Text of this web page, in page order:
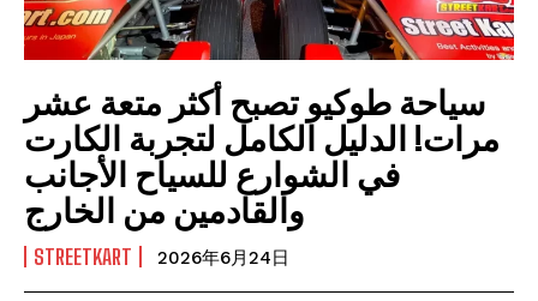
سياحة طوكيو تصبح أكثر متعة عشر
مرات! الدليل الكامل لتجربة الكارت
في الشوارع للسياح الأجانب
والقادمين من الخارج
STREETKART 2026年6月24日